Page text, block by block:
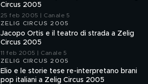
Circus 2005
25 feb 2005 | Canale 5
ZELIG CIRCUS 2005
Jacopo Ortis e il teatro di strada a Zelig
Circus 2005
11 feb 2005 | Canale 5
ZELIG CIRCUS 2005
Elio e le storie tese re-interpretano brani
pop italiani a Zelig Circus 2005